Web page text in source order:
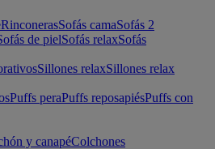
RinconerasSofás camaSofás 2
de pielSofás relaxSofás
Sillones relaxSillones relax
Puffs peraPuffs reposapiésPuffs con
y canapéColchones